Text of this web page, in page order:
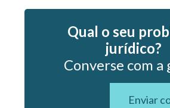
Qual o seu
jurídico?
Converse com a
Enviar